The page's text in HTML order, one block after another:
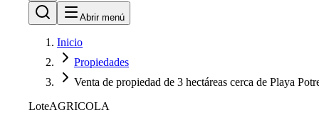
Abrir menú
Inicio
Propiedades
Venta de propiedad de 3 hectáreas cerca de Playa
LoteAGRICOLA